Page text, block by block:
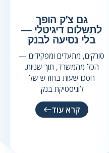
גם צ'ק הופך
לתשלום דיגיטלי —
בלי נסיעה לבנק
סורקים, מתעדים ומפקידים —
הכל מהמשרד, תוך שניות.
חסכו שעות בחודש של
לוגיסטיקת בנק.
קרא עוד